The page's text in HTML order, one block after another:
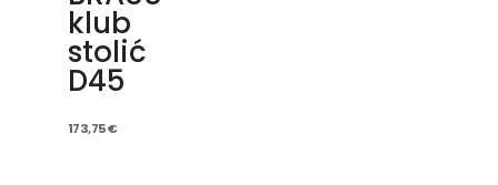
klub
stolić
D45
173,75€